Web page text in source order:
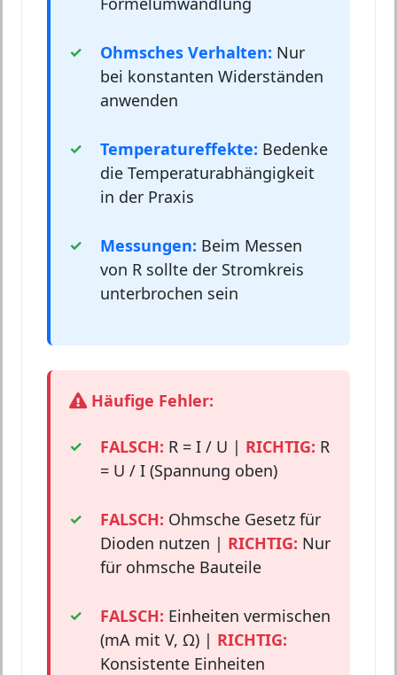
Ohmsches Verhalten: Nur
bei konstanten Widerständen
anwenden
Temperatureffekte: Bedenke
die Temperaturabhängigkeit
in der Praxis
Messungen: Beim Messen
von R sollte der Stromkreis
unterbrochen sein
Häufige Fehler:
FALSCH: R = I / U | RICHTIG: R
= U / I (Spannung oben)
FALSCH: Ohmsche Gesetz für
Dioden nutzen | RICHTIG: Nur
für ohmsche Bauteile
FALSCH: Einheiten vermischen
(mA mit V, Ω) | RICHTIG:
Konsistente Einheiten